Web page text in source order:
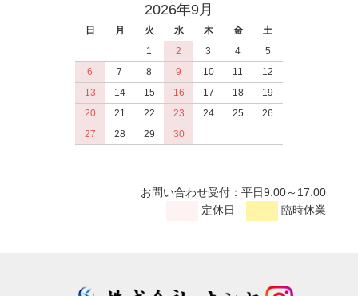
2026年9月
日 月 火 水 木 金
土
1
2 3 4
5
6
7 8 9 10 11
12
13
14 15 16 17 18
19
20
21 22 23 24 25
26
27
28 29 30
お問い合わせ受付：平日9:00～17:00
定休日
臨時休業